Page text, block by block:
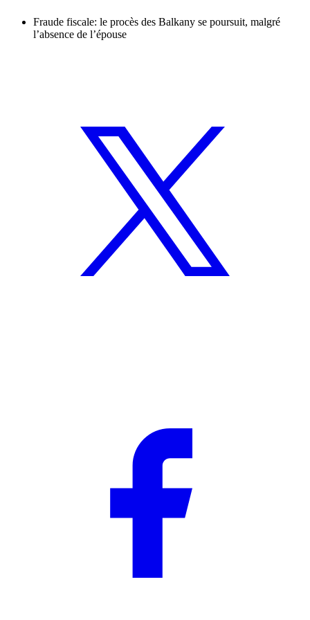
Fraude fiscale: le procès des Balkany se poursuit, malgré
l’absence de l’épouse